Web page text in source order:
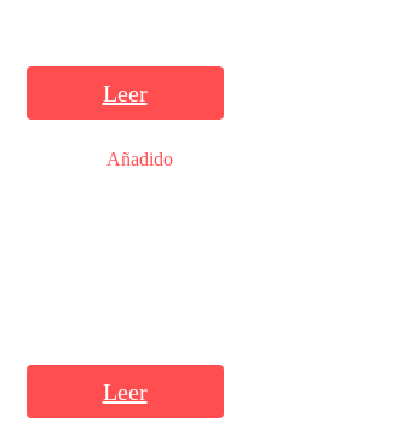
Leer
Añadido
Leer